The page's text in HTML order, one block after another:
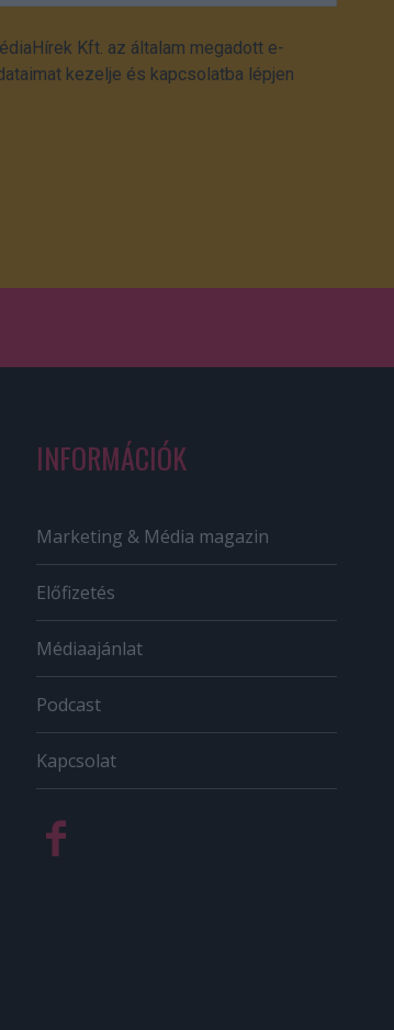
Kft. az általam megadott e-
kezelje és kapcsolatba lépjen
INFORMÁCIÓK
Marketing & Média magazin
Előfizetés
Médiaajánlat
Podcast
Kapcsolat